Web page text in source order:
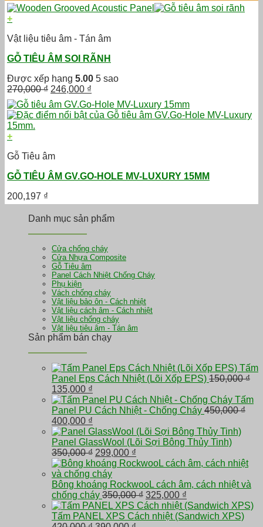
là:
266,000 ₫.
tại
là:
+
Vật liệu tiêu âm - Tán âm
GỖ TIÊU ÂM SOI RÃNH
Được xếp hạng 5.00 5 sao
270,000₫ Giá
gốc
là:
270,000 ₫.
246,000 ₫
hiện
tại
là:
+
Gỗ Tiêu âm
GỖ TIÊU ÂM GV.GO-HOLE MV-LUXURY 15MM
200,197 ₫
Danh mục sản phẩm
Cửa chống cháy
Cửa Nhựa Composite
Gỗ Tiêu âm
Panel Cách Nhiệt Chống Cháy
Phụ kiện
Vách chống cháy
Vật liệu bảo ôn - Cách nhiệt
Vật liệu cách âm - Cách nhiệt
Vật liệu chống cháy
Vật liệu tiêu âm - Tán âm
Sản phẩm bán chạy
Tấm
Panel Eps Cách Nhiệt (Lõi Xốp EPS) 150,000₫
Giá
gốc
là:
150,000 ₫.
135,000 ₫
hiện
tại
135,000 ₫.
Tấm
Panel PU Cách Nhiệt - Chống Cháy 450,000₫
Giá
gốc
là:
450,000 ₫.
400,000 ₫
hiện
tại
là:
400,000 ₫.
Panel GlassWool (Lõi Sợi Bông Thủy Tinh)
350,000₫ Giá
gốc
là:
350,000 ₫.
299,000 ₫
hiện
là:
299,000 ₫.
Bông khoáng RockwooL cách âm, cách nhiệt và
chống cháy 350,000₫ Giá
gốc
là:
325,000 ₫
hiện
tại
Tấm PANEL XPS Cách nhiệt (Sandwich XPS)